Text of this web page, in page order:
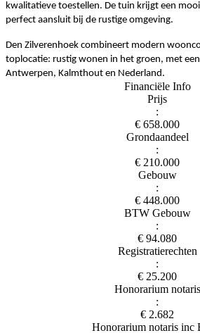
kwalitatieve toestellen. De tuin krijgt een
perfect aansluit bij de rustige omgeving.
Den Zilverenhoek combineert modern
toplocatie: rustig wonen in het groen, met
Antwerpen, Kalmthout en Nederland.
Financiële Info
Prijs
:
€ 658.000
Grondaandeel
:
€ 210.000
Gebouw
:
€ 448.000
BTW Gebouw
:
€ 94.080
Registratierechten
:
€ 25.200
Honorarium notaris
:
€ 2.682
Honorarium notaris inc